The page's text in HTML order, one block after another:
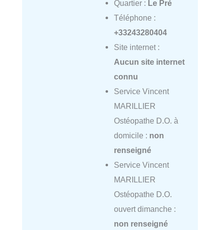
Quartier : Le Pré
Téléphone :
+33243280404
Site internet :
Aucun site internet
connu
Service Vincent
MARILLIER
Ostéopathe D.O. à
domicile : non
renseigné
Service Vincent
MARILLIER
Ostéopathe D.O.
ouvert dimanche :
non renseigné